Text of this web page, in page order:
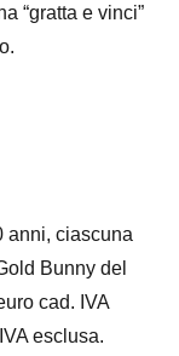
“gratta e vinci”
anni, ciascuna
Bunny del
cad. IVA
esclusa.